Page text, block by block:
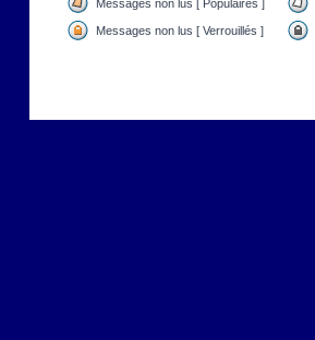
Messages non lus [ Populaires ]
Messages non lus [ Verrouillés ]